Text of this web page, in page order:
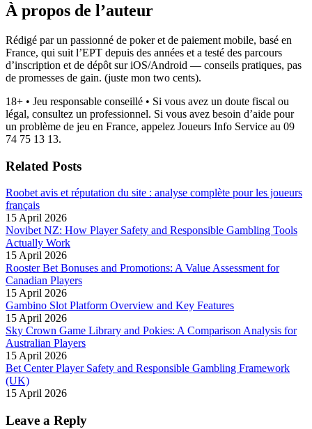
À propos de l’auteur
Rédigé par un passionné de poker et de paiement mobile, basé en
France, qui suit l’EPT depuis des années et a testé des parcours
d’inscription et de dépôt sur iOS/Android — conseils pratiques, pas
de promesses de gain. (juste mon two cents).
18+ • Jeu responsable conseillé • Si vous avez un doute fiscal ou
légal, consultez un professionnel. Si vous avez besoin d’aide pour
un problème de jeu en France, appelez Joueurs Info Service au 09
74 75 13 13.
Related Posts
Roobet avis et réputation du site : analyse complète pour les joueurs
français
15 April 2026
Novibet NZ: How Player Safety and Responsible Gambling Tools
Actually Work
15 April 2026
Rooster Bet Bonuses and Promotions: A Value Assessment for
Canadian Players
15 April 2026
Gambino Slot Platform Overview and Key Features
15 April 2026
Sky Crown Game Library and Pokies: A Comparison Analysis for
Australian Players
15 April 2026
Bet Center Player Safety and Responsible Gambling Framework
(UK)
15 April 2026
Leave a Reply